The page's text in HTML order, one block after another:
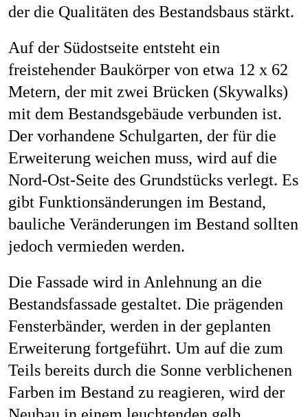
der die Qualitäten des Bestandsbaus stärkt.
Auf der Südostseite entsteht ein
freistehender Baukörper von etwa 12 x 62
Metern, der mit zwei Brücken (Skywalks)
mit dem Bestandsgebäude verbunden ist.
Der vorhandene Schulgarten, der für die
Erweiterung weichen muss, wird auf die
Nord-Ost-Seite des Grundstücks verlegt. Es
gibt Funktionsänderungen im Bestand,
bauliche Veränderungen im Bestand sollten
jedoch vermieden werden.
Die Fassade wird in Anlehnung an die
Bestandsfassade gestaltet. Die prägenden
Fensterbänder, werden in der geplanten
Erweiterung fortgeführt. Um auf die zum
Teils bereits durch die Sonne verblichenen
Farben im Bestand zu reagieren, wird der